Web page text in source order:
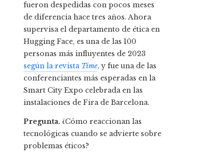
fueron despedidas con pocos meses
de diferencia hace tres años. Ahora
supervisa el departamento de ética en
Hugging Face, es una de las 100
personas más influyentes de 2023
según la revista Time, y fue una de las
conferenciantes más esperadas en la
Smart City Expo celebrada en las
instalaciones de Fira de Barcelona.
Pregunta. ¿Cómo reaccionan las
tecnológicas cuando se advierte sobre
problemas éticos?